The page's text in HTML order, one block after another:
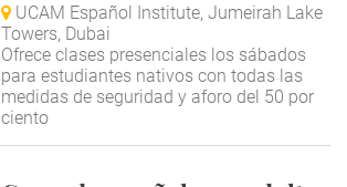
UCAM Español Institute, Jumeirah Lake
Towers, Dubai
Ofrece clases presenciales los sábados
para estudiantes nativos con todas las
medidas de seguridad y aforo del 50 por
ciento